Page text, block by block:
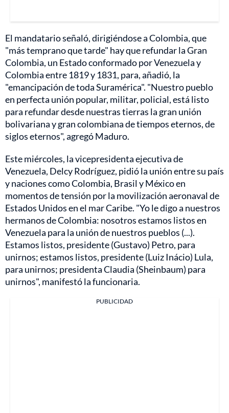
El mandatario señaló, dirigiéndose a Colombia, que
"más temprano que tarde" hay que refundar la Gran
Colombia, un Estado conformado por Venezuela y
Colombia entre 1819 y 1831, para, añadió, la
"emancipación de toda Suramérica". "Nuestro pueblo
en perfecta unión popular, militar, policial, está listo
para refundar desde nuestras tierras la gran unión
bolivariana y gran colombiana de tiempos eternos, de
siglos eternos", agregó Maduro.
Este miércoles, la vicepresidenta ejecutiva de
Venezuela, Delcy Rodríguez, pidió la unión entre su país
y naciones como Colombia, Brasil y México en
momentos de tensión por la movilización aeronaval de
Estados Unidos en el mar Caribe. "Yo le digo a nuestros
hermanos de Colombia: nosotros estamos listos en
Venezuela para la unión de nuestros pueblos (...).
Estamos listos, presidente (Gustavo) Petro, para
unirnos; estamos listos, presidente (Luiz Inácio) Lula,
para unirnos; presidenta Claudia (Sheinbaum) para
unirnos", manifestó la funcionaria.
PUBLICIDAD